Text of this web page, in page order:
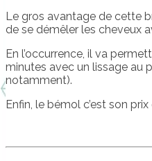
Le gros avantage de cette
de se démêler les cheveux
En l’occurrence, il va
minutes avec un lissage au
notamment).
Enfin, le bémol c’est son